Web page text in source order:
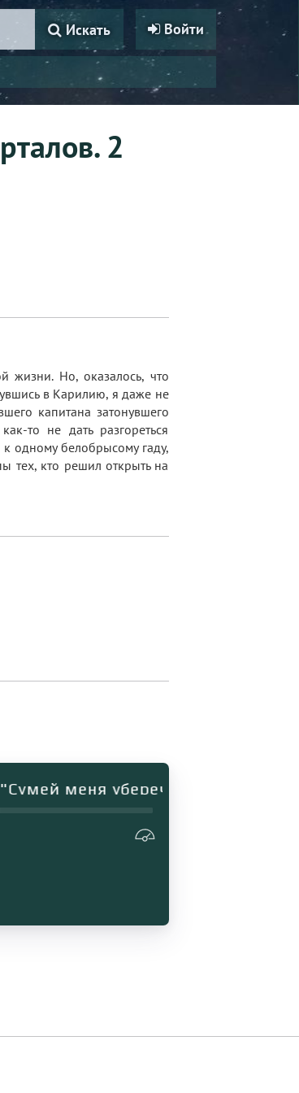
Войти
Искать
2
жизни. Но, оказалось, что
в Карилию, я даже не
капитана затонувшего
то не дать разгореться
одному белобрысому гаду,
тех, кто решил открыть на
меня уберечь, или Королева